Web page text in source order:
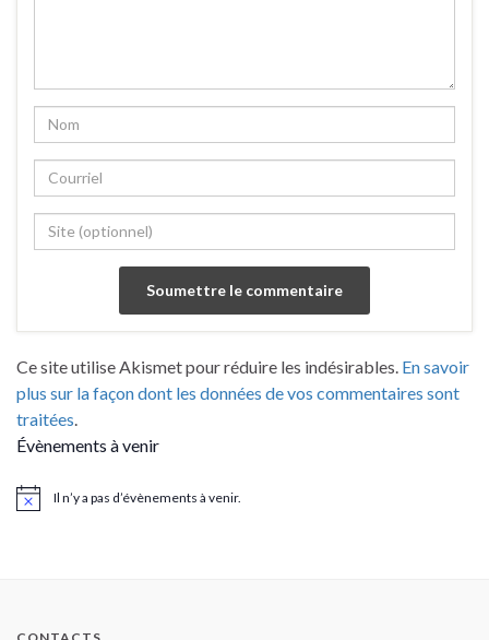
Ce site utilise Akismet pour réduire les indésirables. En savoir
plus sur la façon dont les données de vos commentaires sont
traitées.
Évènements à venir
NoticeIl n’y a pas d’évènements à venir.